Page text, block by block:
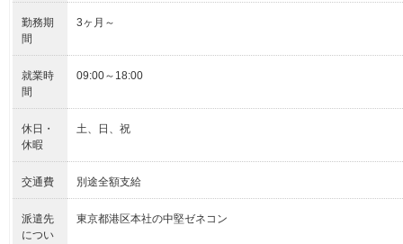
勤務期
間
3ヶ月～
就業時
間
09:00～18:00
休日・
休暇
土、日、祝
交通費 別途全額支給
派遣先
につい
東京都港区本社の中堅ゼネコン